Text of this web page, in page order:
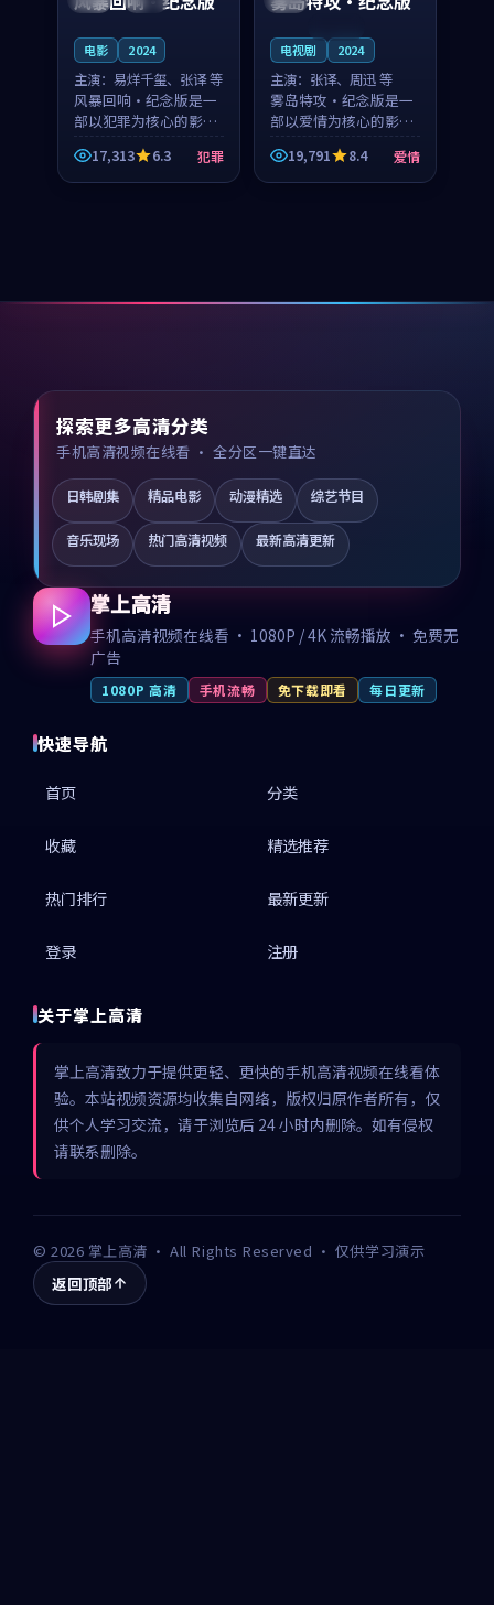
电影 2024
主演： 易烊千玺、张译 等
风暴回响·纪念版是一
部以犯罪为核心的影视
作品，围绕危机、反转
与人物成长展开，整体
节奏紧凑，值得推荐观
17,313 6.3 犯罪
电视剧 2024
主演： 张译、周迅 等
雾岛特攻·纪念版是一
部以爱情为核心的影视
作品，围绕危机、反转
与人物成长展开，整体
节奏紧凑，值得推荐观
19,791 8.4 爱情
探索更多高清分类
手机高清视频在线看 · 全分区一键直达
日韩剧集 精品电影 动漫精选 综艺节目
音乐现场 热门高清视频 最新高清更新
掌上高清
手机高清视频在线看 · 1080P / 4K 流畅播放 · 免费无
广告
1080P 高清 手机流畅 免下载即看 每日更新
快速导航
首页 分类
收藏 精选推荐
热门排行 最新更新
登录 注册
关于掌上高清
掌上高清致力于提供更轻、更快的手机高清视频在线看体
验。本站视频资源均收集自网络，版权归原作者所有，仅
供个人学习交流，请于浏览后 24 小时内删除。如有侵权
请联系删除。
©2026 掌上高清 · All Rights Reserved · 仅供学习演示
返回顶部